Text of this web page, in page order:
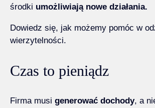
środki umożliwiają nowe działania.
Dowiedz się, jak możemy pomóc w
wierzytelności.
Czas to pieniądz
Firma musi generować dochody, a